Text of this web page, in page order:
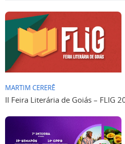
MARTIM CERERÊ
II Feira Literária de Goiás – FLIG